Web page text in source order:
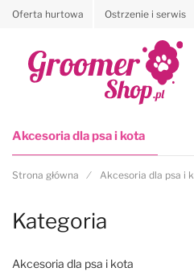
Oferta hurtowa Ostrzenie i serwis
Akcesoria dla psa i kota
Strona główna Akcesoria dla psa i
Kategoria
Akcesoria dla psa i kota